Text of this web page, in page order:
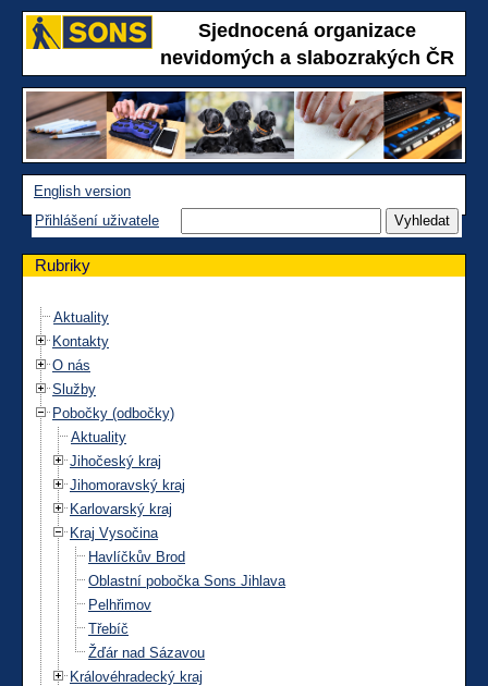
Sjednocená organizace
nevidomých a slabozrakých ČR
English version
Přihlášení uživatele
Rubriky
Aktuality
Kontakty
O nás
Služby
Pobočky (odbočky)
Aktuality
Jihočeský kraj
Jihomoravský kraj
Karlovarský kraj
Kraj Vysočina
Havlíčkův Brod
Oblastní pobočka Sons Jihlava
Pelhřimov
Třebíč
Žďár nad Sázavou
Královéhradecký kraj